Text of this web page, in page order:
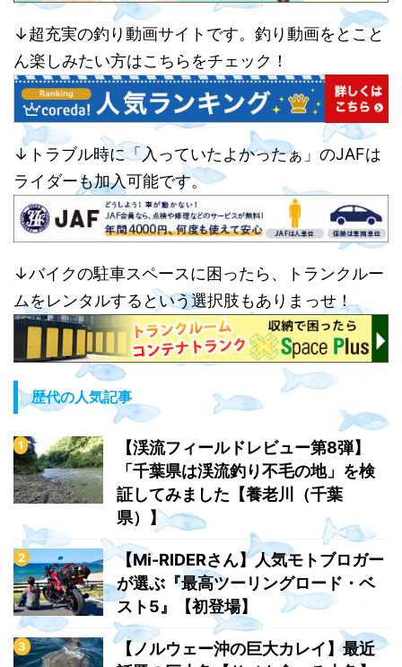
↓超充実の釣り動画サイトです。釣り動画をとこと
ん楽しみたい方はこちらをチェック！
↓トラブル時に「入っていたよかったぁ」のJAFは
ライダーも加入可能です。
↓バイクの駐車スペースに困ったら、トランクルー
ムをレンタルするという選択肢もありまっせ！
歴代の人気記事
【渓流フィールドレビュー第8弾】
「千葉県は渓流釣り不毛の地」を検
証してみました【養老川（千葉
県）】
【Mi-RIDERさん】人気モトブロガー
が選ぶ『最高ツーリングロード・ベ
スト5』【初登場】
【ノルウェー沖の巨大カレイ】最近